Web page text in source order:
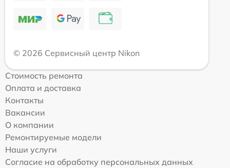
© 2026 Сервисный центр Nikon
Стоимость ремонта
Оплата и доставка
Контакты
Вакансии
О компании
Ремонтируемые модели
Наши услуги
Согласие на обработку персональных данных